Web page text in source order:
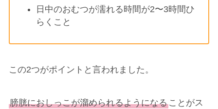
日中のおむつが濡れる時間が2〜3時間ひ
らくこと
この2つがポイントと言われました。
膀胱におしっこが溜められるようになることがス